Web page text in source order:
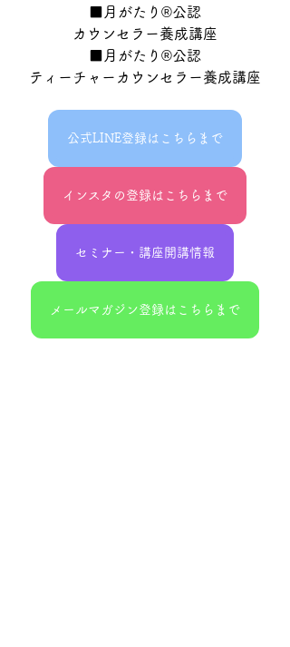
■月がたり®公認
カウンセラー養成講座
■月がたり®公認
ティーチャーカウンセラー養成講座
公式LINE登録はこちらまで
インスタの登録はこちらまで
セミナー・講座開講情報
メールマガジン登録はこちらまで